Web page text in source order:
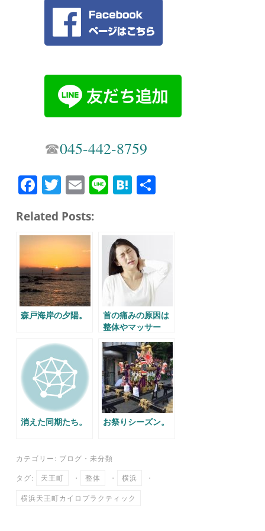
☎︎045-442-8759
Fa
bo
ok
T
tte
r
E
ail
Li H
a
Related Posts:
森戸海岸の夕陽。
首の痛みの原因は
整体やマッサー
消えた同期たち。 お祭りシーズン。
カテゴリー: ブログ ・ 未分類
タグ: 天王町 ・ 整体 ・ 横浜 ・
横浜天王町カイロプラクティック